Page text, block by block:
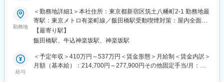
【CRC=治験コーディネーターとは？】
病院・クリニックを訪問して、患者様や医師や院内スタッフ、さ
らに製薬企業との連絡・調整役を担います。また、治験を受けて
いただく患者様の相談相手となり、じっくり向き合う仕事です。
【CRCのやりがい】
CRCが集めている臨床データは、新薬の承認申請に欠かせない根
勤務地
＜勤務地詳細1＞本社住所：東京都新宿区筑土八幡町2-1 勤務地最
寄駅：東京メトロ有楽町線／飯田橋駅受動喫煙対策：屋内全面禁
煙＜勤務地詳細2＞全国いずれかの医療施設住所：全国いずれかの
医療施設 受動喫煙対策：屋内全面禁煙変更の範囲：会社の定める
【最寄り駅】
飯田橋駅、牛込神楽坂駅、神楽坂駅
給与
＜予定年収＞410万円～537万円＜賃金形態＞月給制＜賃金内訳＞
月額（基本給）：214,700円～277,900円その他固定手当/月：